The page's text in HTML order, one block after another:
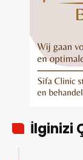
İlginizi